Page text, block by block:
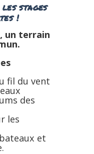
stages
!
un terrain
fil du vent
des
les
et